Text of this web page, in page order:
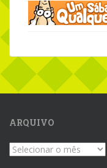
ARQUIVO
Arquivo